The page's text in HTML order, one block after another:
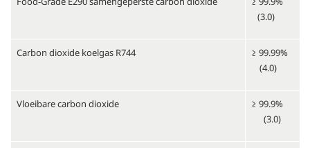
(3.0)
Carbon dioxide koelgas R744
≥ 99.99%
(4.0)
Vloeibare carbon dioxide
≥ 99.9%
(3.0)